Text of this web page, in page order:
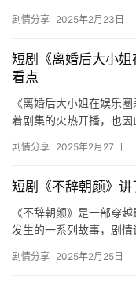
为一部…
剧情分享 2025年2月23日
短剧《离婚后大小
看点
《离婚后大小姐在娱乐
着剧集的火热开播，也
篇文章…
剧情分享 2025年2月27日
短剧《不辞朝颜》
《不辞朝颜》是一部穿
发生的一系列故事，剧
疑…
剧情分享 2025年2月25日